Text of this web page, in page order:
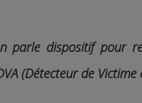
parle dispositif pour
(Détecteur de Victime